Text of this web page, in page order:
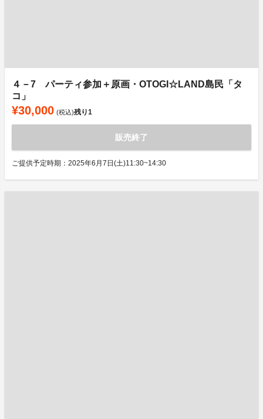
４－7 パーティ参加＋原画・OTOGI☆LAND島民「タ
コ」
¥30,000 (税込)残り1
販売終了
ご提供予定時期：2025年6月7日(土)11:30~14:30